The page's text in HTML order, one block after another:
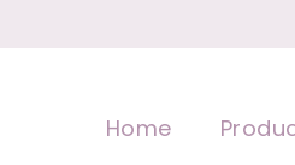
voor
Home